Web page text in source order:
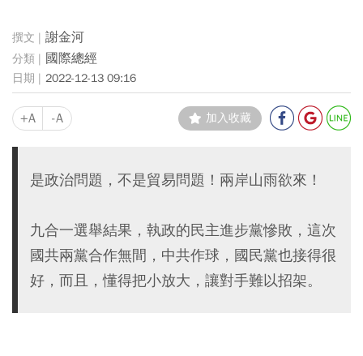
謝金河
國際總經
2022-12-13 09:16
+A -A 加入收藏
是政治問題，不是貿易問題！兩岸山雨欲來！
九合一選舉結果，執政的民主進步黨慘敗，這次
國共兩黨合作無間，中共作球，國民黨也接得很
好，而且，懂得把小放大，讓對手難以招架。